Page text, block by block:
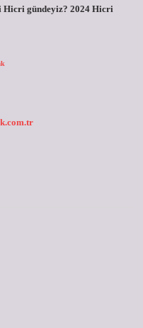
Hicri gündeyiz? 2024 Hicri